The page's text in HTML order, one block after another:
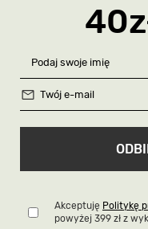
Akceptuję Politykę
powyżej 399 zł z